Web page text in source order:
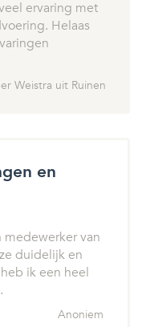
ervaring met
Helaas
Weistra uit Ruinen
en
medewerker van
duidelijk en
ik een heel
Anoniem